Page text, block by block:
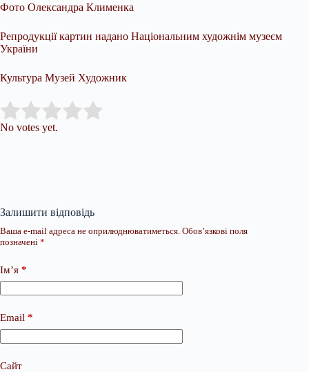
Фото Олександра Клименка
Репродукції картин надано Національним художнім музеєм
України
Культура Музей Художник
Rate this item:
No votes yet.
Залишити відповідь
Ваша e-mail адреса не оприлюднюватиметься. Обов’язкові поля
позначені *
Ім’я *
Email *
Сайт